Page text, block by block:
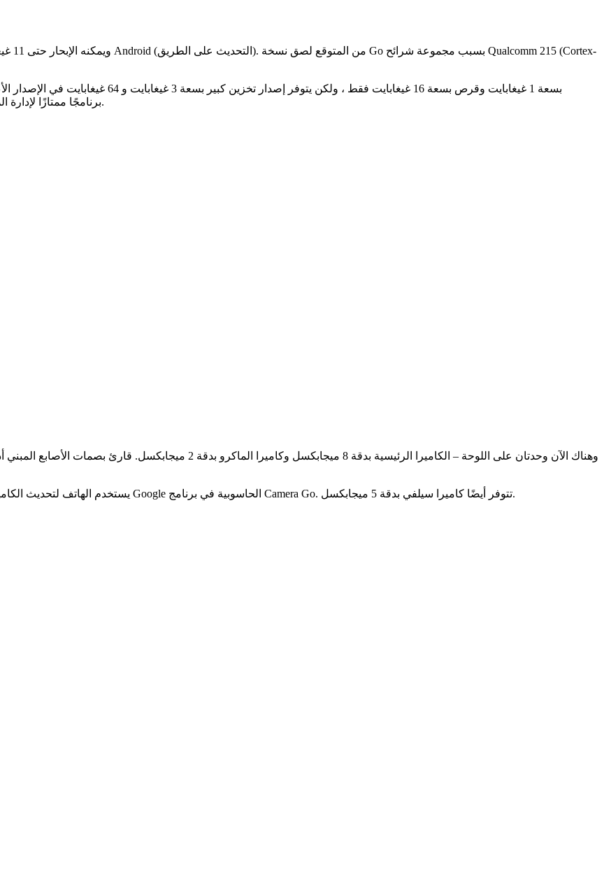
microSD رسميًا بطاقات تصل إلى 128 جيجابايت ويوفر Android Go برنامجًا ممتازًا لإدارة الملفات.
يستخدم الهاتف لتحديث الكاميرا القياسية مع تحسينات مثل الوضع الليلي والصورة باستخدام خوارزميات Google الحاسوبية في برنامج Camera Go. تتوفر أيضًا كاميرا سيلفي بدقة 5 ميجابكسل.